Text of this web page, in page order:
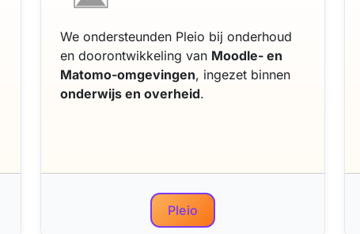
We ondersteunden Pleio bij onderhoud
en doorontwikkeling van Moodle- en
Matomo-omgevingen, ingezet binnen
onderwijs en overheid.
Pleio